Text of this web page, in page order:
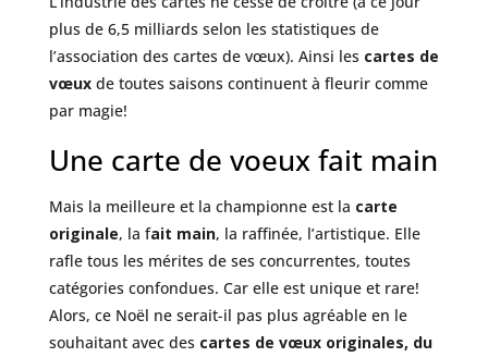
plus de 6,5 milliards selon les statistiques de
l’association des cartes de vœux). Ainsi les cartes de
vœuxde toutes saisons continuent à fleurir comme
par magie!
Une carte de voeux fait main
Mais la meilleure et la championne est la carte
originale, la fait main, la raffinée, l’artistique. Elle
rafle tous les mérites de ses concurrentes, toutes
catégories confondues. Car elle est unique et rare!
Alors, ce Noël ne serait-il pas plus agréable en le
souhaitant avec des cartes de vœux originales, du